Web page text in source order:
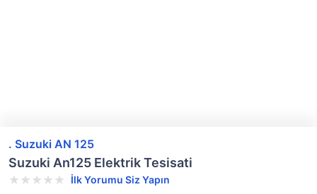
. Suzuki AN 125
Suzuki An125 Elektrik Tesisati
İlk Yorumu Siz Yapın